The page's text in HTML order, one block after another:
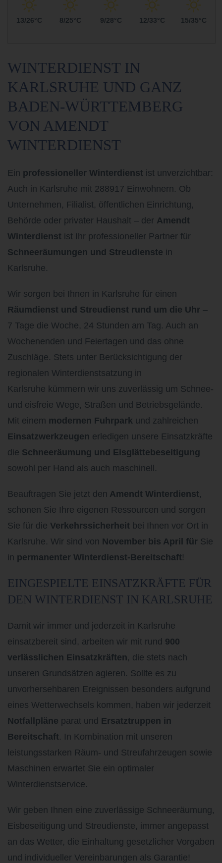
13/26°C 8/25°C 9/28°C 12/33°C 15/35°C
WINTERDIENST IN
KARLSRUHE UND GANZ
BADEN-WÜRTTEMBERG
VON AMENDT
WINTERDIENST
Ein professioneller Winterdienst ist unverzichtbar:
Auch in Karlsruhe mit 288917 Einwohnern. Ob
Unternehmen, Filialist, öffentlichen Einrichtung,
Behörde oder privater Haushalt – der Amendt
Winterdienst ist Ihr professioneller Partner für
Schneeräumungen und Streudienste in
Karlsruhe.
Wir sorgen bei Ihnen in Karlsruhe für einen
Räumdienst und Streudienst rund um die Uhr –
7 Tage die Woche, 24 Stunden am Tag. Auch an
Wochenenden und Feiertagen und das ohne
Zuschläge. Stets unter Berücksichtigung der
regionalen Winterdienstsatzung in
Karlsruhe kümmern wir uns zuverlässig um Schnee-
und eisfreie Wege, Straßen und Betriebsgelände.
Mit einem modernen Fuhrpark und zahlreichen
Einsatzwerkzeugen erledigen unsere Einsatzkräfte
die Schneeräumung und Eisglättebeseitigung
sowohl per Hand als auch maschinell.
Beauftragen Sie jetzt den Amendt Winterdienst,
schonen Sie Ihre eigenen Ressourcen und sorgen
Sie für die Verkehrssicherheit bei Ihnen vor Ort in
Karlsruhe. Wir sind von November bis April für Sie
in permanenter Winterdienst-Bereitschaft!
EINGESPIELTE EINSATZKRÄFTE FÜR
DEN WINTERDIENST IN KARLSRUHE
Damit wir immer und jederzeit in Karlsruhe
einsatzbereit sind, arbeiten wir mit rund 900
verlässlichen Einsatzkräften, die stets nach
unseren Grundsätzen agieren. Sollte es zu
unvorhersehbaren Ereignissen besonders aufgrund
eines Wetterwechsels kommen, haben wir jederzeit
Notfallpläne parat und Ersatztruppen in
Bereitschaft. In Kombination mit unseren
leistungsstarken Räum- und Streufahrzeugen sowie
Maschinen erwartet Sie ein optimaler
Winterdienstservice.
Wir geben Ihnen eine zuverlässige Schneeräumung,
Eisbeseitigung und Streudienste, immer angepasst
an das Wetter, die Einhaltung gesetzlicher Vorgaben
und individueller Vereinbarungen als Garantie!